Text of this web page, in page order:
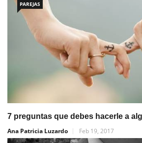
PAREJAS
7 preguntas que debes hacerle a
Ana Patricia Luzardo
Feb 19, 2017